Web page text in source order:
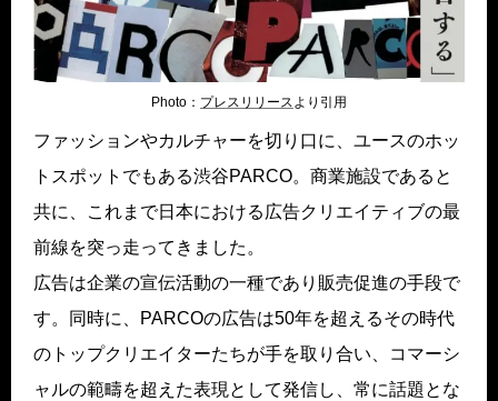
Photo： プレスリリースより引用
ファッションやカルチャーを切り口に、ユースのホッ
トスポットでもある渋谷PARCO。商業施設であると
共に、これまで日本における広告クリエイティブの最
前線を突っ走ってきました。
広告は企業の宣伝活動の一種であり販売促進の手段で
す。同時に、PARCOの広告は50年を超えるその時代
のトップクリエイターたちが手を取り合い、コマーシ
ャルの範疇を超えた表現として発信し、常に話題とな